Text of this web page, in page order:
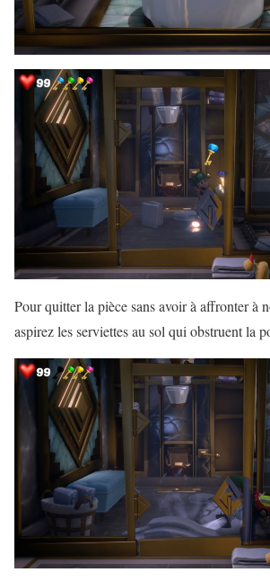
Pour quitter la pièce sans avoir à affronter à
aspirez les serviettes au sol qui obstruent la